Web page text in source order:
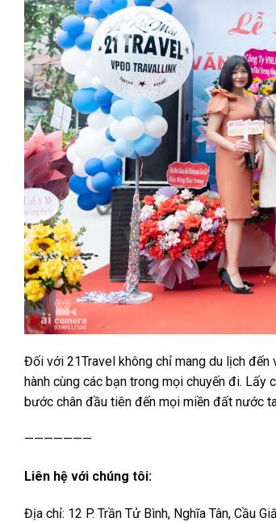
Đối với 21Travel không chỉ mang du lịch
hành cùng các bạn trong mọi chuyến đi. Lấy
bước chân đầu tiên đến mọi miền đất nước
———————
Liên hệ với chúng tôi:
Địa chỉ: 12 P. Trần Tử Bình, Nghĩa Tân, Cầu